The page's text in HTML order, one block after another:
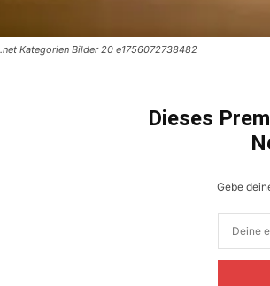
KOSTENLOS
Kategorien Bilder 20 e1756072738482
Dieses
Gebe